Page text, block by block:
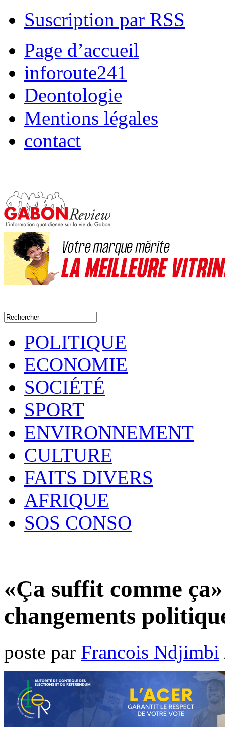
Suscription par RSS
Page d’accueil
inforoute241
Deontologie
Mentions légales
contact
POLITIQUE
ECONOMIE
SOCIÉTÉ
SPORT
ENVIRONNEMENT
CULTURE
FAITS DIVERS
AFRIQUE
SOS CONSO
«Ça suffit comme
changements
poste par Francois Ndjimbi